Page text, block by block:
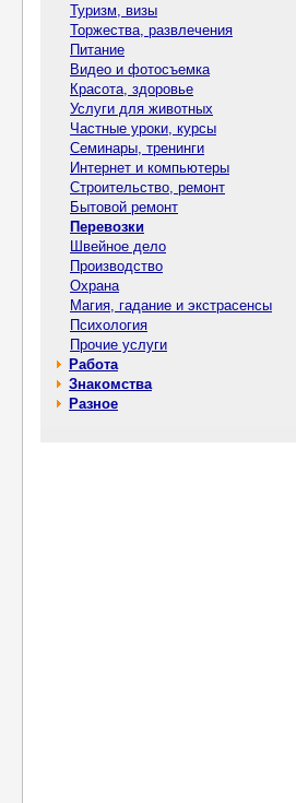
Туризм, визы
Торжества, развлечения
Питание
Видео и фотосъемка
Красота, здоровье
Услуги для животных
Частные уроки, курсы
Семинары, тренинги
Интернет и компьютеры
Строительство, ремонт
Бытовой ремонт
Перевозки
Швейное дело
Производство
Охрана
Магия, гадание и экстрасенсы
Психология
Прочие услуги
Работа
Знакомства
Разное